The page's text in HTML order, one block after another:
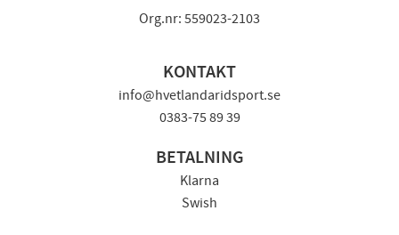
Org.nr: 559023-2103
KONTAKT
info@hvetlandaridsport.se
0383-75 89 39
BETALNING
Klarna
Swish